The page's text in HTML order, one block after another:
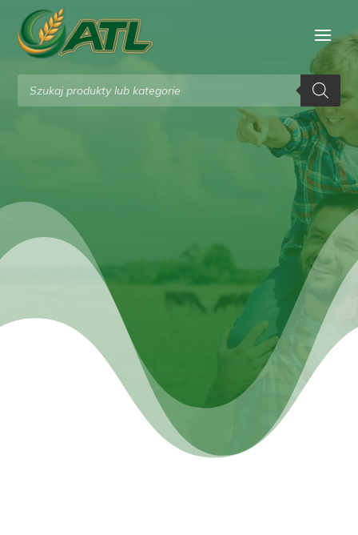
Wyszukiwarka
produktów